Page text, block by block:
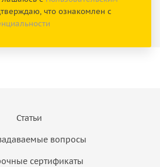
что ознакомлен с
Статьи
вопросы
сертификаты